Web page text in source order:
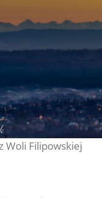
Woli Filipowskiej